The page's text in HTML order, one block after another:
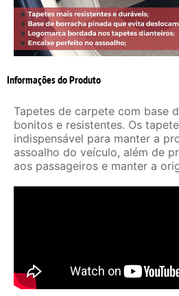
Informações do Produto
Tapetes de carpete com base
bonitos e resistentes. Os
indispensável para manter a
assoalho do veículo, além de
aos passageiros e manter a